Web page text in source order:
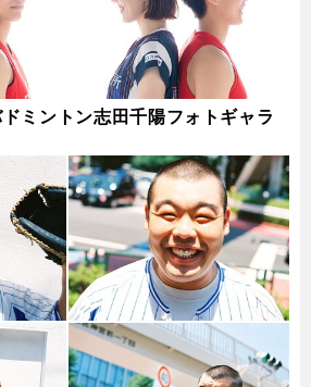
ミントン志田千陽フォトギャラ